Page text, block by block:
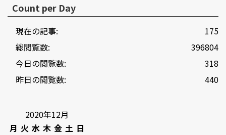
Count per Day
175
現在の記事:
396804
総閲覧数:
318
今日の閲覧数:
440
昨日の閲覧数:
2020年12月
月 火 水 木 金 土 日